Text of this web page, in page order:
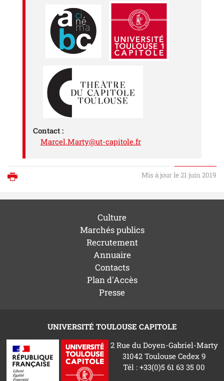
Contact :
Marcel.Marty@ut-capitole.fr
Mis à jour le 21 juin 2019
Culture
Marchés publics
Recrutement
Annuaire
Contacts
Plan d'Accès
Presse
UNIVERSITÉ TOULOUSE CAPITOLE
2 Rue du Doyen-Gabriel-Marty
31042 Toulouse Cedex 9
Tél : +33(0)5 61 63 35 00